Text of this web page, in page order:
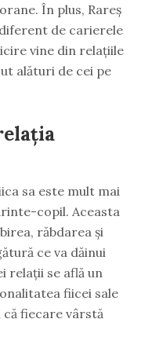
În plus, Rareș
de carierele
vine din relațiile
alături de cei pe
sa este mult mai
copil. Aceasta
răbdarea și
ce va dăinui
relații se află un
fiicei sale
fiecare vârstă